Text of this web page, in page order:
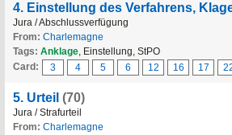
4. Einstellung des Verfahrens,
Jura / Abschlussverfügung
From: Charlemagne
Tags: Anklage, Einstellung, StPO
Card:
3 4 5 6 12 16 17
5. Urteil (70)
Jura / Strafurteil
From: Charlemagne